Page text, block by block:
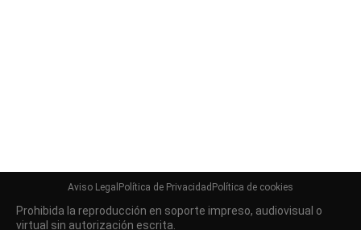
Prohibida la reproducción en soporte impreso, audiovisual o
virtual sin autorización escrita.
Aviso Legal Política de Privacidad Política de cookies